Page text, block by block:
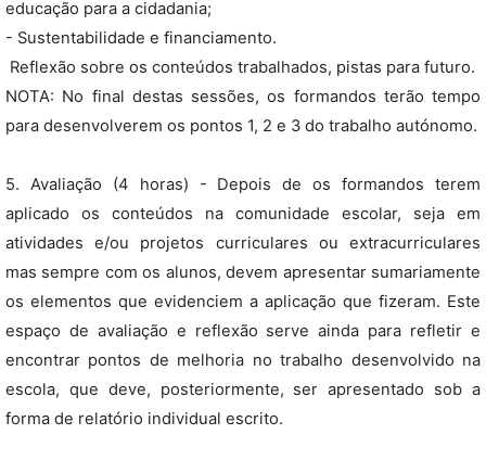
educação para a cidadania;
- Sustentabilidade e financiamento.
 Reflexão sobre os conteúdos trabalhados, pistas para futuro.
NOTA: No final destas sessões, os formandos terão tempo
para desenvolverem os pontos 1, 2 e 3 do trabalho autónomo.
5. Avaliação (4 horas) - Depois de os formandos terem
aplicado os conteúdos na comunidade escolar, seja em
atividades e/ou projetos curriculares ou extracurriculares
mas sempre com os alunos, devem apresentar sumariamente
os elementos que evidenciem a aplicação que fizeram. Este
espaço de avaliação e reflexão serve ainda para refletir e
encontrar pontos de melhoria no trabalho desenvolvido na
escola, que deve, posteriormente, ser apresentado sob a
forma de relatório individual escrito.